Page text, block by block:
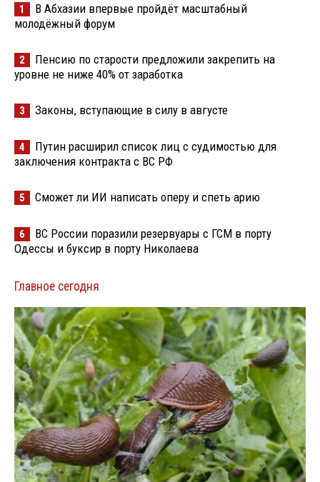
1
В Абхазии впервые пройдёт масштабный
молодёжный форум
2
Пенсию по старости предложили закрепить на
уровне не ниже 40% от заработка
3 Законы, вступающие в силу в августе
4
Путин расширил список лиц с судимостью для
заключения контракта с ВС РФ
5 Сможет ли ИИ написать оперу и спеть арию
6
ВС России поразили резервуары с ГСМ в порту
Одессы и буксир в порту Николаева
Главное сегодня